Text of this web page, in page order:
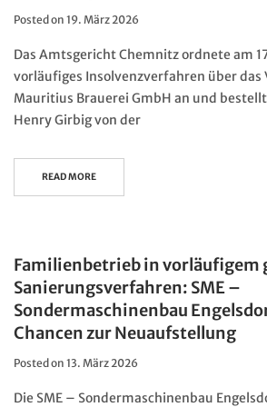
Posted on 19. März 2026
Das Amtsgericht Chemnitz ordnete am
vorläufiges Insolvenzverfahren über das
Mauritius Brauerei GmbH an und
Henry Girbig von der
READ MORE
Familienbetrieb in vorläufigem
Sanierungsverfahren: SME –
Sondermaschinenbau
Chancen zur Neuaufstellung
Posted on 13. März 2026
Die SME – Sondermaschinenbau